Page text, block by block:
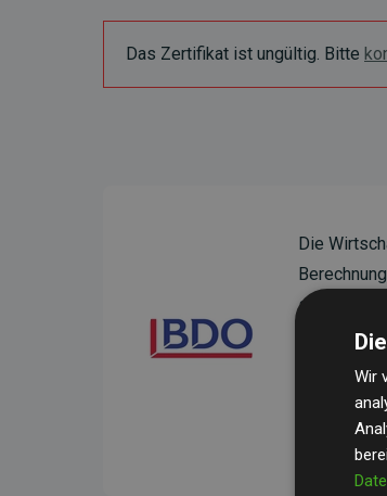
Das Zertifikat ist ungültig. Bitte
Die
Ihre
Websites
unseres
Wir